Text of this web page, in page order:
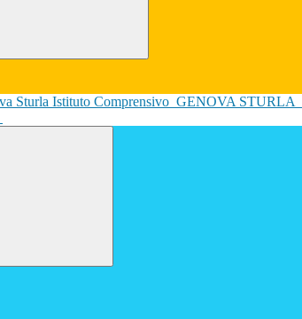
Istituto Comprensivo GENOVA STURLA